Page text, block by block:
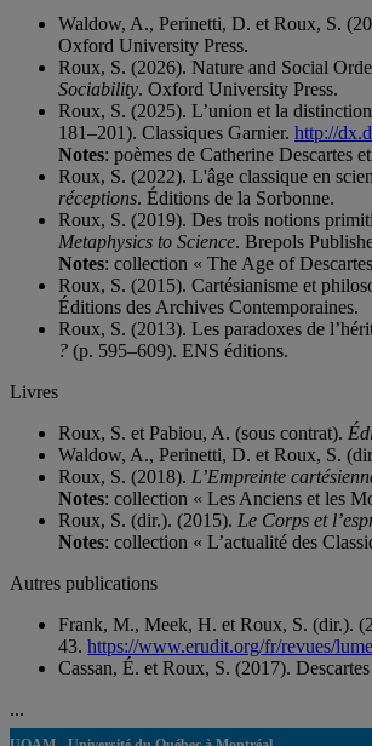
Waldow, A., Perinetti, D. et Roux, S.
Oxford University Press.
Roux, S. (2026). Nature and Social
Sociability. Oxford University Press.
Roux, S. (2025). L’union et la
181–201). Classiques Garnier. http://
Notes: poèmes de Catherine Descartes
Roux, S. (2022). L'âge classique en
réceptions. Éditions de la Sorbonne.
Roux, S. (2019). Des trois notions
Metaphysics to Science. Brepols
Notes: collection « The Age of
Roux, S. (2015). Cartésianisme et
Éditions des Archives Contemporaines.
Roux, S. (2013). Les paradoxes de
? (p. 595–609). ENS éditions.
Livres
Roux, S. et Pabiou, A. (sous contrat).
Waldow, A., Perinetti, D. et Roux, S.
Roux, S. (2018). L’Empreinte
Notes: collection « Les Anciens et les
Roux, S. (dir.). (2015). Le Corps et
Notes: collection « L’actualité des
Autres publications
Frank, M., Meek, H. et Roux, S. (dir.).
43. https://www.erudit.org/fr/revues/
Cassan, É. et Roux, S. (2017).
...